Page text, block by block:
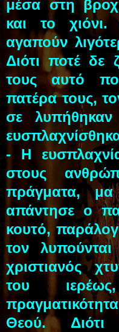
μέσα στη
και το
αγαπούν
Διότι ποτέ δε
τους αυτό
πατέρα τους,
σε
- Η
στους
πράγματα, μα
απάντησε ο
κουτό,
τον
χριστιανός
του
Θεού.